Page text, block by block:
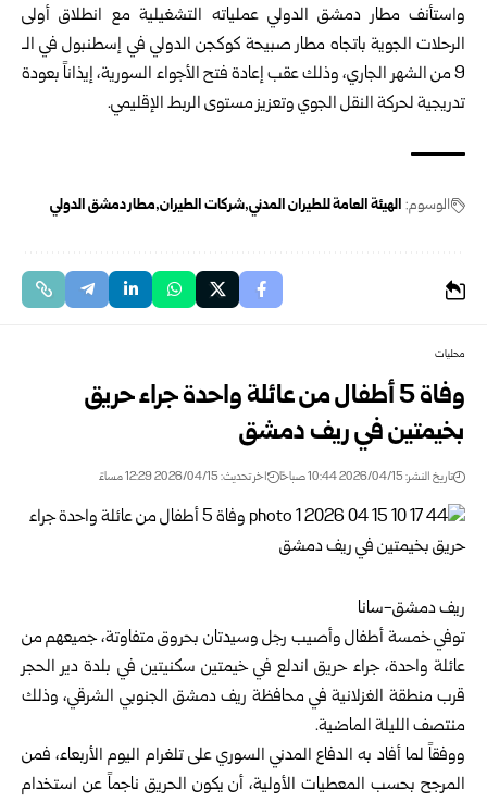
واستأنف مطار دمشق الدولي عملياته التشغيلية مع انطلاق أولى
الرحلات الجوية باتجاه مطار صبيحة كوكجن الدولي في إسطنبول في الـ
9 من الشهر الجاري، وذلك عقب إعادة فتح الأجواء السورية، إيذاناً بعودة
تدريجية لحركة النقل الجوي وتعزيز مستوى الربط الإقليمي.
الوسوم: الهيئة العامة للطيران المدني شركات الطيران مطار دمشق الدولي
محليات
وفاة 5 أطفال من عائلة واحدة جراء حريق
بخيمتين في ريف دمشق
تاريخ النشر: 2026/04/15 10:44 صباحًا اخر تحديث: 2026/04/15 12:29 مساءً
ريف دمشق-سانا
توفي خمسة أطفال وأصيب رجل وسيدتان بحروق متفاوتة، جميعهم من
عائلة واحدة، جراء حريق اندلع في خيمتين سكنيتين في بلدة دير الحجر
قرب منطقة الغزلانية في محافظة ريف دمشق الجنوبي الشرقي، وذلك
منتصف الليلة الماضية.
ووفقاً لما أفاد به الدفاع المدني السوري على تلغرام اليوم الأربعاء، فمن
المرجح بحسب المعطيات الأولية، أن يكون الحريق ناجماً عن استخدام